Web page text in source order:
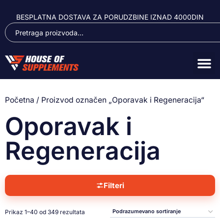
BESPLATNA DOSTAVA ZA PORUDZBINE IZNAD 4000DIN
Početna / Proizvod označen „Oporavak i Regeneracija“
Oporavak i
Regeneracija
Filteri
Prikaz 1–40 od 349 rezultata